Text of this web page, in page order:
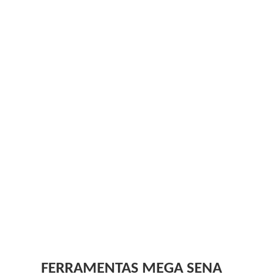
FERRAMENTAS MEGA SENA